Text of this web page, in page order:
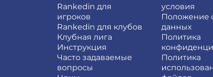
Rankedin для
игроков
Rankedin для клубов
Клубная лига
Инструкция
Часто задаваемые
вопросы
условия
Положение
данных
Политика
Политика